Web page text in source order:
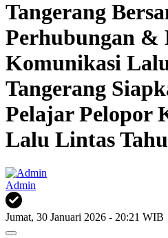
Tangerang
Perhubungan &
Komunikasi
Tangerang
Pelajar Pelopor
Lalu Lintas
Admin
Jumat, 30 Januari 2026 - 20:21 WIB